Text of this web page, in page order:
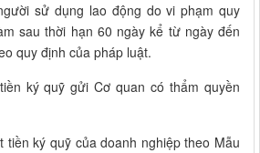
sử dụng lao động do vi phạm quy
sau thời hạn 60 ngày kể từ ngày đến
quy định của pháp luật.
ký quỹ gửi Cơ quan có thẩm quyền
tiền ký quỹ của doanh nghiệp theo Mẫu